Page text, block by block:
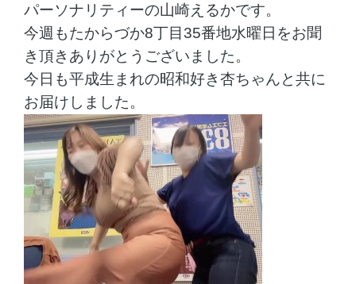
パーソナリティーの山崎えるかです。
今週もたからづか8丁目35番地水曜日をお聞
き頂きありがとうございました。
今日も平成生まれの昭和好き杏ちゃんと共に
お届けしました。